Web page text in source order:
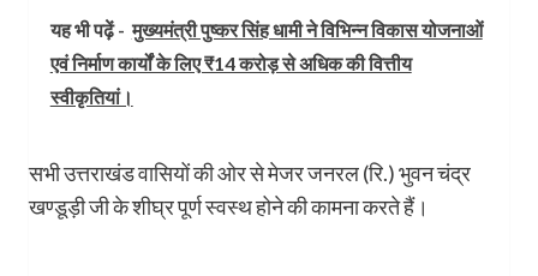
यह भी पढ़ें - मुख्यमंत्री पुष्कर सिंह धामी ने विभिन्न विकास योजनाओं
एवं निर्माण कार्यों के लिए ₹14 करोड़ से अधिक की वित्तीय
स्वीकृतियां।
सभी उत्तराखंड वासियों की ओर से मेजर जनरल (रि.) भुवन चंद्र
खण्डूड़ी जी के शीघ्र पूर्ण स्वस्थ होने की कामना करते हैं।